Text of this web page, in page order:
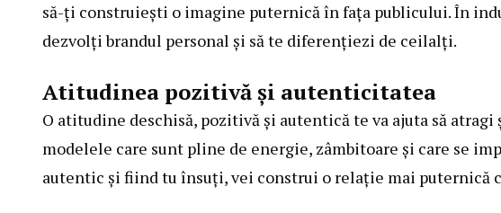
să-ți construiești o imagine puternică în fața publicului. În
dezvolți brandul personal și să te diferențiezi de ceilalți.
Atitudinea pozitivă și autenticitatea
O atitudine deschisă, pozitivă și autentică te va ajuta să
modelele care sunt pline de energie, zâmbitoare și care se
autentic și fiind tu însuți, vei construi o relație mai puternică